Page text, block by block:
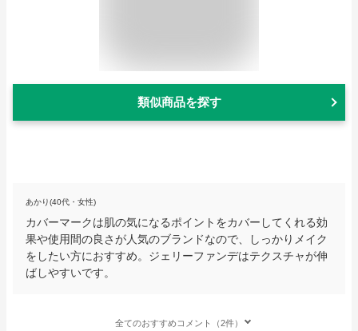
類似商品を探す
あかり(40代・女性)
カバーマークは肌の気になるポイントをカバーしてくれる効
果や使用間の良さが人気のブランドなので、しっかりメイク
をしたい方におすすめ。ジェリーファンデはテクスチャが伸
ばしやすいです。
全てのおすすめコメント（2件）